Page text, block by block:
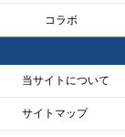
コラボ
当サイトについて
サイトマップ